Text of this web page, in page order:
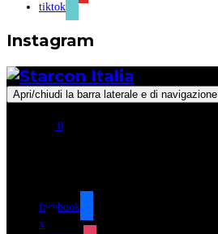
tiktok
Instagram
Apri/chiudi la barra laterale e di navigazione
0
facebook
x